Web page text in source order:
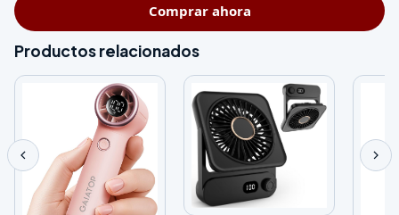
Comprar ahora
Productos relacionados